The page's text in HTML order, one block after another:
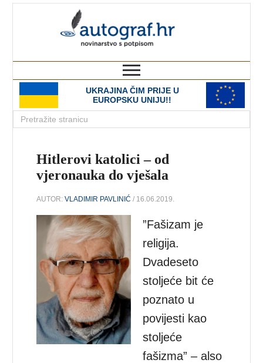
UKRAJINA ČIM PRIJE U
EUROPSKU UNIJU!!
Hitlerovi katolici – od
vjeronauka do vješala
AUTOR:VLADIMIR PAVLINIĆ / 16.06.2019.
”Fašizam je
religija.
Dvadeseto
stoljeće bit će
poznato u
povijesti kao
stoljeće
fašizma” – also